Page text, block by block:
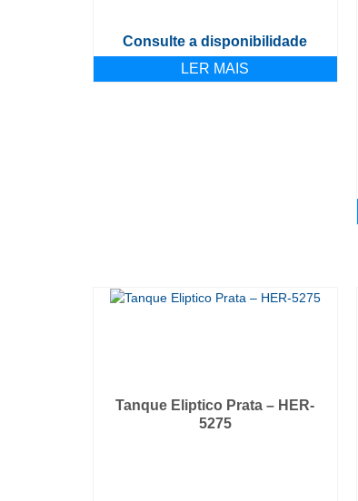
Consulte a disponibilidade
LER MAIS
Tanque Eliptico Prata – HER-
5275